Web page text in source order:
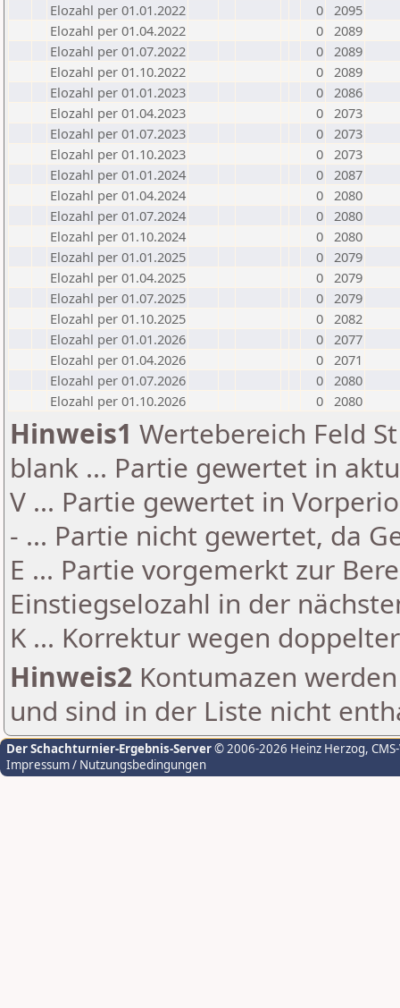
Elozahl per 01.01.2022
0 2095
Elozahl per 01.04.2022
0 2089
Elozahl per 01.07.2022
0 2089
Elozahl per 01.10.2022
0 2089
Elozahl per 01.01.2023
0 2086
Elozahl per 01.04.2023
0 2073
Elozahl per 01.07.2023
0 2073
Elozahl per 01.10.2023
0 2073
Elozahl per 01.01.2024
0 2087
Elozahl per 01.04.2024
0 2080
Elozahl per 01.07.2024
0 2080
Elozahl per 01.10.2024
0 2080
Elozahl per 01.01.2025
0 2079
Elozahl per 01.04.2025
0 2079
Elozahl per 01.07.2025
0 2079
Elozahl per 01.10.2025
0 2082
Elozahl per 01.01.2026
0 2077
Elozahl per 01.04.2026
0 2071
Elozahl per 01.07.2026
0 2080
Elozahl per 01.10.2026
0 2080
Hinweis1 Wertebereich Feld
blank ... Partie gewertet in
V ... Partie gewertet in
- ... Partie nicht gewertet, da
E ... Partie vorgemerkt zur
Einstiegselozahl in der
K ... Korrektur wegen
Hinweis2 Kontumazen
und sind in der Liste nicht
Der Schachturnier-Ergebnis-Server© 2006-2026 Heinz Herzog,
Impressum / Nutzungsbedingungen